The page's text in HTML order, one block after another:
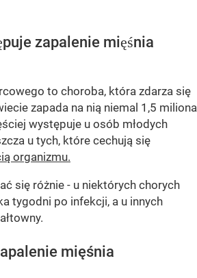
zapalenie mięśnia
to choroba, która zdarza się
zapada na nią niemal 1,5 miliona
występuje u osób młodych
u tych, które cechują się
organizmu.
się różnie - u niektórych chorych
tygodni po infekcji, a u innych
mięśnia